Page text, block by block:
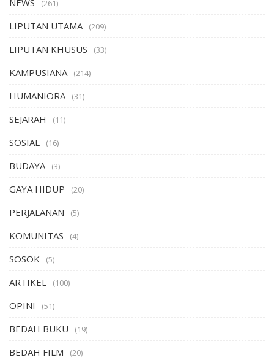
(261)
LIPUTAN UTAMA (209)
LIPUTAN KHUSUS (33)
KAMPUSIANA (214)
HUMANIORA (31)
SEJARAH (11)
SOSIAL (16)
BUDAYA (3)
GAYA HIDUP (20)
PERJALANAN (5)
KOMUNITAS (4)
SOSOK (5)
ARTIKEL (100)
OPINI (51)
BEDAH BUKU (19)
BEDAH FILM (20)